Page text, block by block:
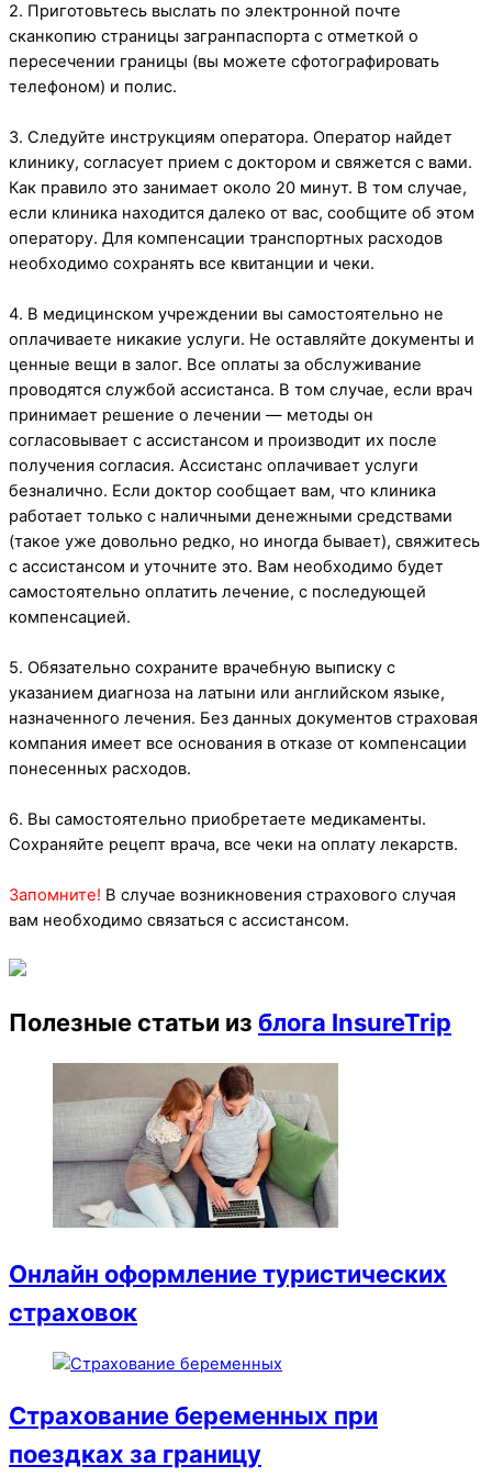
2. Приготовьтесь выслать по электронной почте
сканкопию страницы загранпаспорта с отметкой о
пересечении границы (вы можете сфотографировать
телефоном) и полис.
3. Следуйте инструкциям оператора. Оператор найдет
клинику, согласует прием с доктором и свяжется с вами.
Как правило это занимает около 20 минут. В том случае,
если клиника находится далеко от вас, сообщите об этом
оператору. Для компенсации транспортных расходов
необходимо сохранять все квитанции и чеки.
4. В медицинском учреждении вы самостоятельно не
оплачиваете никакие услуги. Не оставляйте документы и
ценные вещи в залог. Все оплаты за обслуживание
проводятся службой ассистанса. В том случае, если врач
принимает решение о лечении — методы он
согласовывает с ассистансом и производит их после
получения согласия. Ассистанс оплачивает услуги
безналично. Если доктор сообщает вам, что клиника
работает только с наличными денежными средствами
(такое уже довольно редко, но иногда бывает), свяжитесь
с ассистансом и уточните это. Вам необходимо будет
самостоятельно оплатить лечение, с последующей
компенсацией.
5. Обязательно сохраните врачебную выписку с
указанием диагноза на латыни или английском языке,
назначенного лечения. Без данных документов страховая
компания имеет все основания в отказе от компенсации
понесенных расходов.
6. Вы самостоятельно приобретаете медикаменты.
Сохраняйте рецепт врача, все чеки на оплату лекарств.
Запомните! В случае возникновения страхового случая
вам необходимо связаться с ассистансом.
Полезные статьи из блога InsureTrip
Онлайн оформление туристических
страховок
Страхование беременных при
поездках за границу